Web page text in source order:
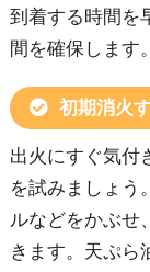
到着する時間を
間を確保します。
初期消火
出火にすぐ気付
を試みましょう
ルなどをかぶせ
きます。天ぷら